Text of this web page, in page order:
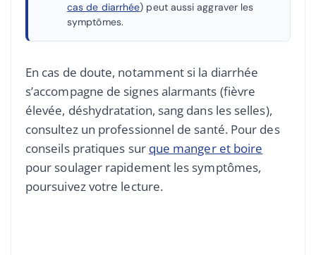
cas de diarrhée) peut aussi aggraver les
symptômes.
En cas de doute, notamment si la diarrhée
s’accompagne de signes alarmants (fièvre
élevée, déshydratation, sang dans les selles),
consultez un professionnel de santé. Pour des
conseils pratiques sur que manger et boire
pour soulager rapidement les symptômes,
poursuivez votre lecture.